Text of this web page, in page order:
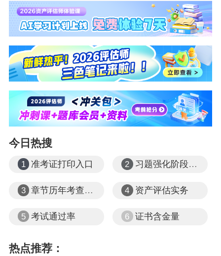
资产评估师考试科目如何设置？
考试共设四科，均为必考科目，内容覆盖理论与
实务：
1、《资产评估基础》——奠定专业认知
2、《资产评估相关知识》——强化法律与财务理
解
3、《资产评估实务（一）》——聚焦资产估值实
操
4、《资产评估实务（二）》——深化复杂场景应
准考证打印后发现信息错误怎么办？
答：请立即联系当地考试机构，携带身份证原件
错过准考证打印时间还能补打吗？
今日热搜
1 准考证打印入口 2 习题强化阶段课程
3 章节历年考查题型 4 资产评估实务
5 考试通过率 6 证书含金量
热点推荐：